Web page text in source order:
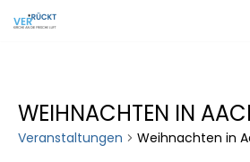
WEIHNACHTEN IN
Veranstaltungen Weihnachten in